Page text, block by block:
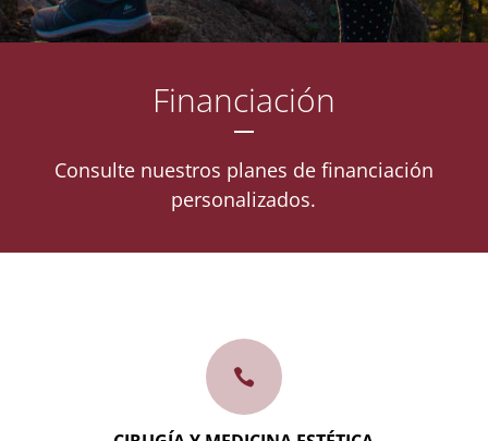
Financiación
Consulte nuestros planes de financiación
personalizados.
